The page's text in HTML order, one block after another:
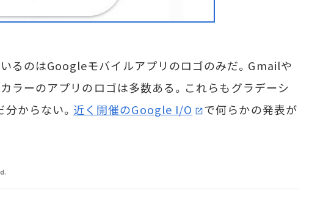
るのはGoogleモバイルアプリのロゴのみだ。Gmailや
ラーのアプリのロゴは多数ある。これらもグラデーシ
からない。 近く開催のGoogle I/O
で何らかの発表が